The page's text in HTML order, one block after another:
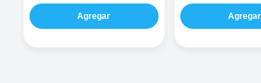
Agregar Agregar